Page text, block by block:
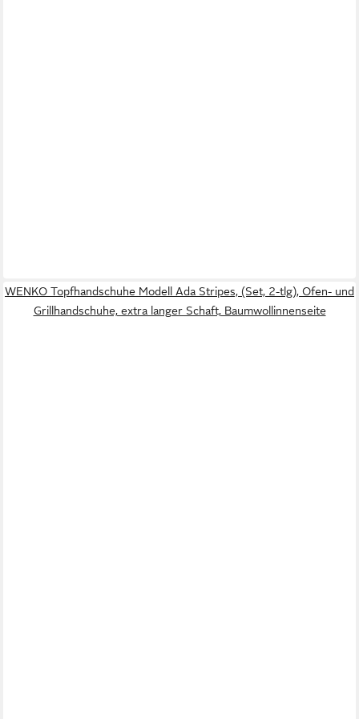
WENKO Topfhandschuhe Modell Ada Stripes, (Set, 2-tlg), Ofen- und
Grillhandschuhe, extra langer Schaft, Baumwollinnenseite